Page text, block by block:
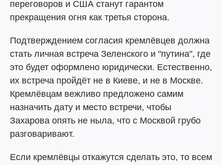
переговоров и США станут гарантом
прекращения огня как третья сторона.
Подтверждением согласия кремлёвцев должна
стать личная встреча Зеленского и "путина", где
это будет оформлено юридически. Естественно,
их встреча пройдёт не в Киеве, и не в Москве.
Кремлёвцам вежливо предложено самим
назначить дату и место встречи, чтобы
Захарова опять не ныла, что с Москвой грубо
разговаривают.
Если кремлёвцы откажутся сделать это, то всем